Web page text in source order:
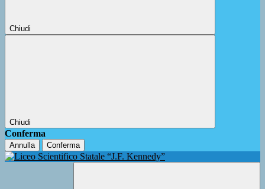
Chiudi
Chiudi
Conferma
Annulla Conferma